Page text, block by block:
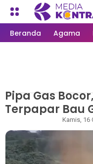
Beranda Agama
MEDIAKONTRAS.ID/
Pipa Gas
Terpapar Bau
Kamis, 16